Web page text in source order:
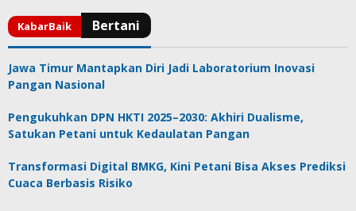
Jawa Timur Mantapkan Diri Jadi Laboratorium Inovasi
Pangan Nasional
Pengukuhkan DPN HKTI 2025–2030: Akhiri Dualisme,
Satukan Petani untuk Kedaulatan Pangan
Transformasi Digital BMKG, Kini Petani Bisa Akses Prediksi
Cuaca Berbasis Risiko